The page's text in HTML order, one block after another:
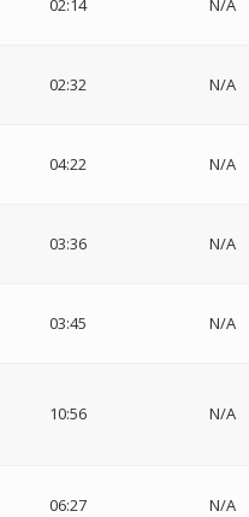
02:14 N/A
02:32 N/A
04:22 N/A
03:36 N/A
03:45 N/A
10:56 N/A
06:27 N/A